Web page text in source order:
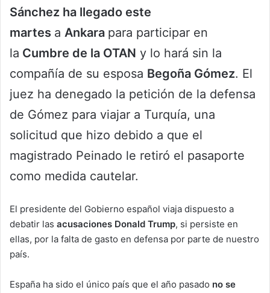
Sánchez ha llegado este
martes a Ankara para participar en
la Cumbre de la OTAN y lo hará sin la
compañía de su esposa Begoña Gómez. El
juez ha denegado la petición de la defensa
de Gómez para viajar a Turquía, una
solicitud que hizo debido a que el
magistrado Peinado le retiró el pasaporte
como medida cautelar.
El presidente del Gobierno español viaja dispuesto a
debatir las acusaciones Donald Trump, si persiste en
ellas, por la falta de gasto en defensa por parte de nuestro
país.
España ha sido el único país que el año pasado no se